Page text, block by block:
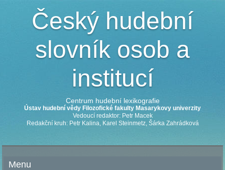
Český hudební
slovník osob a
institucí
Centrum hudební lexikografie
Ústav hudební vědy Filozofické fakulty Masarykovy univerzity
Vedoucí redaktor: Petr Macek
Redakční kruh: Petr Kalina, Karel Steinmetz, Šárka Zahrádková
Menu